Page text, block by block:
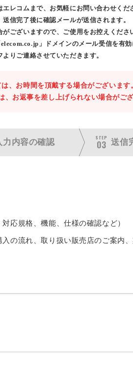
レコムまで、お気軽にお問い合わせくだ
信完了後に確認メールが送信されます。
ございますので、ご使用をお控えくださ
」ドメインのメール受信を有効
りご連絡させていただきます。
、お時間を頂戴する場合がございます
お返事を差し上げられない場合がござ
力内容の確認
STEP
03 送信
対応規格、機能、仕様の確認など）
入の流れ、取り扱い販売店のご案内